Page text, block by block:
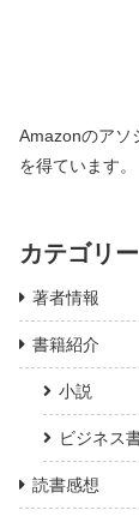
Amazonのアソ
を得ています。
カテゴリー
著者情報
書籍紹介
小説
ビジネス
読書感想